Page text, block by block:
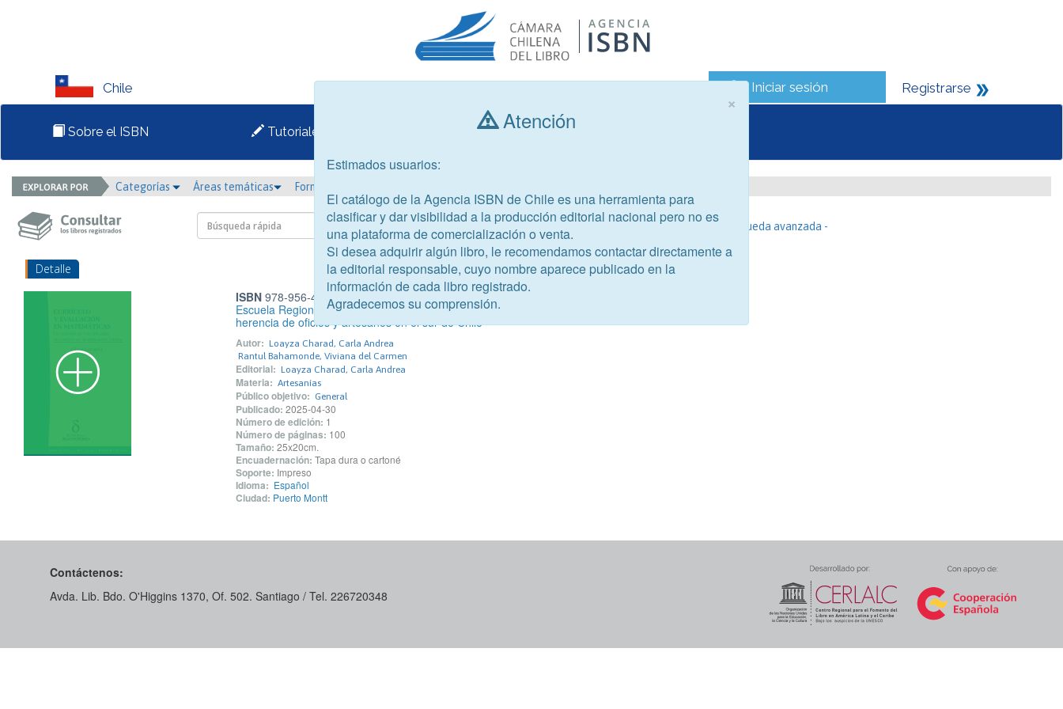
Chile Iniciar sesión Registrarse
Sobre el ISBN Tutoriales Consultar libros
Categorías Áreas temáticas Formato
- Búsqueda avanzada -
Detalle
ISBN978-956-420-485-7
Escuela Regional de Artesanos de Purranque: una
herencia de oficios y artesanos en el sur de Chile
Autor: Loayza Charad, Carla Andrea
Rantul Bahamonde, Viviana del Carmen
Editorial: Loayza Charad, Carla Andrea
Materia: Artesanías
Público objetivo: General
Publicado: 2025-04-30
Número de edición: 1
Número de páginas: 100
Tamaño: 25x20cm.
Encuadernación: Tapa dura o cartoné
Soporte: Impreso
Idioma: Español
Ciudad: Puerto Montt
Contáctenos:
Avda. Lib. Bdo. O'Higgins 1370, Of. 502. Santiago / Tel. 226720348
×
Atención
Estimados usuarios:
El catálogo de la Agencia ISBN de Chile es una herramienta para
clasificar y dar visibilidad a la producción editorial nacional pero no es
una plataforma de comercialización o venta.
Si desea adquirir algún libro, le recomendamos contactar directamente a
la editorial responsable, cuyo nombre aparece publicado en la
información de cada libro registrado.
Agradecemos su comprensión.